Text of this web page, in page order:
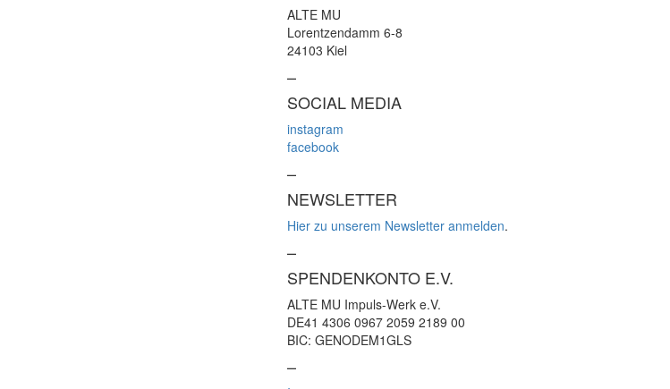
ALTE MU
Lorentzendamm 6-8
24103 Kiel
–
SOCIAL MEDIA
instagram
facebook
–
NEWSLETTER
Hier zu unserem Newsletter anmelden.
–
SPENDENKONTO E.V.
ALTE MU Impuls-Werk e.V.
DE41 4306 0967 2059 2189 00
BIC: GENODEM1GLS
–